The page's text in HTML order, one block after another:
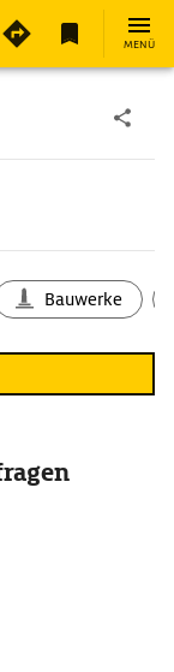
MENÜ
Bauwerke